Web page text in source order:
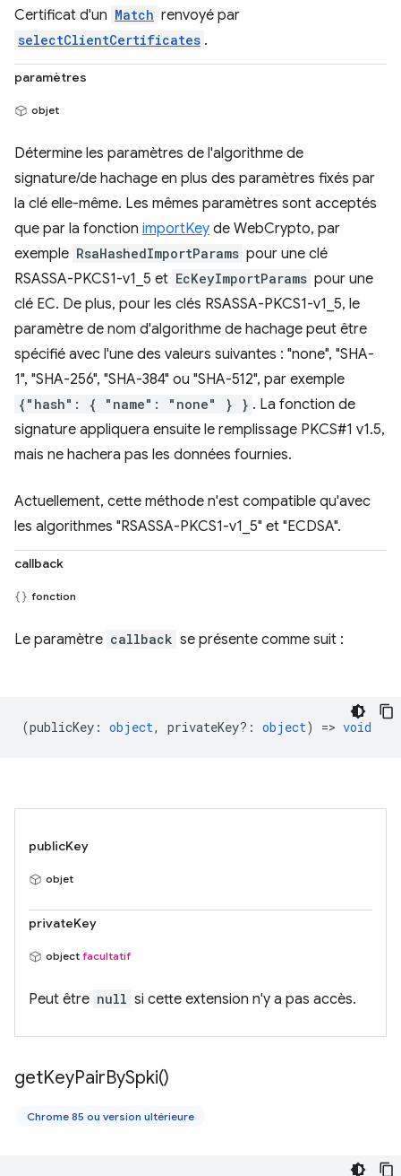
Certificat d'un Match renvoyé par
selectClientCertificates .
paramètres
objet
Détermine les paramètres de l'algorithme de
signature/de hachage en plus des paramètres fixés par
la clé elle-même. Les mêmes paramètres sont acceptés
que par la fonction importKey de WebCrypto, par
exemple RsaHashedImportParams pour une clé
RSASSA-PKCS1-v1_5 et EcKeyImportParams pour une
clé EC. De plus, pour les clés RSASSA-PKCS1-v1_5, le
paramètre de nom d'algorithme de hachage peut être
spécifié avec l'une des valeurs suivantes : "none", "SHA-
1", "SHA-256", "SHA-384" ou "SHA-512", par exemple
{"hash": { "name": "none" } } . La fonction de
signature appliquera ensuite le remplissage PKCS#1 v1.5,
mais ne hachera pas les données fournies.
Actuellement, cette méthode n'est compatible qu'avec
les algorithmes "RSASSA-PKCS1-v1_5" et "ECDSA".
callback
fonction
Le paramètre callback se présente comme suit :
(publicKey : object, privateKey? : object) => void
publicKey
objet
privateKey
object facultatif
Peut être null si cette extension n'y a pas accès.
getKeyPairBySpki()
Chrome 85 ou version ultérieure